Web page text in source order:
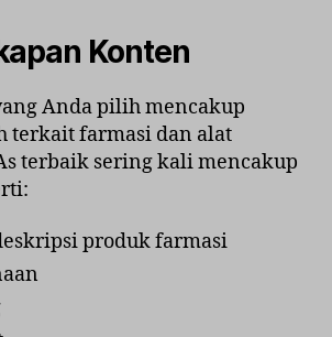
Konten
Anda pilih mencakup
terkait farmasi dan alat
terbaik sering kali mencakup
produk farmasi